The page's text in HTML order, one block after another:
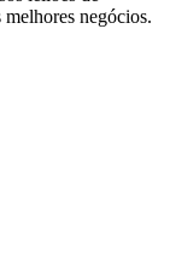
negócios.